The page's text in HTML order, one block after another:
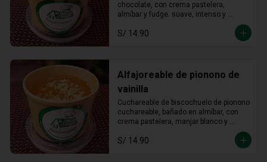
chocolate, con crema pastelera,
almíbar y fudge. suave, intenso y
cucharada.
S/ 14.90
Alfajoreable de pionono de
vainilla
Cuchareable de biscochuelo de pionono
cuchareable, bañado en almíbar, con
crema pastelera, manjar blanco y
fudge. Suave, dulce y una delicia que
se disfruta a cucharadas.
S/ 14.90